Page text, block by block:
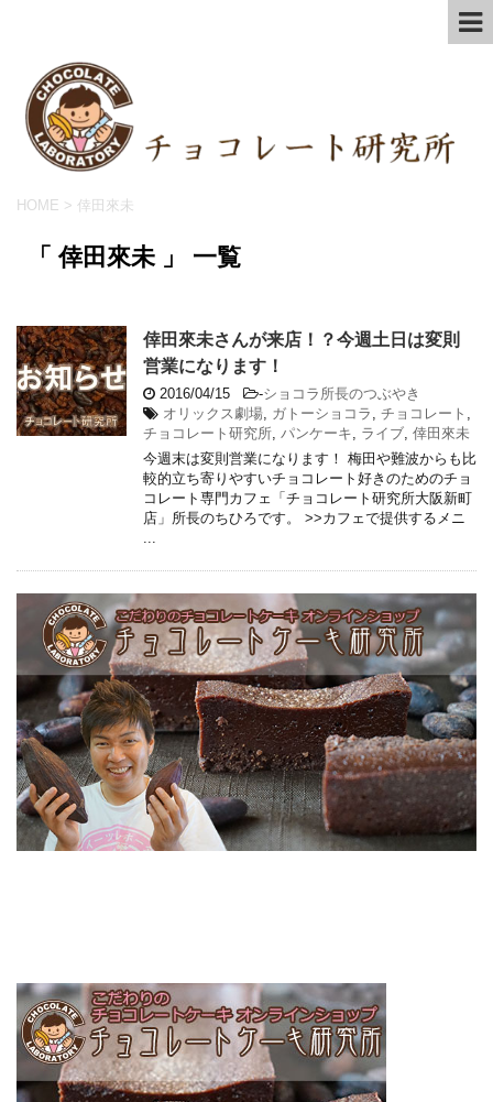
HOME > 倖田來未
「 倖田來未 」 一覧
倖田來未さんが来店！？今週土日は変則
営業になります！
2016/04/15 -ショコラ所長のつぶやき
オリックス劇場 ガトーショコラ チョコレート
チョコレート研究所 パンケーキ ライブ 倖田來未
今週末は変則営業になります！ 梅田や難波からも比
較的立ち寄りやすいチョコレート好きのためのチョ
コレート専門カフェ「チョコレート研究所大阪新町
店」所長のちひろです。 >>カフェで提供するメニ